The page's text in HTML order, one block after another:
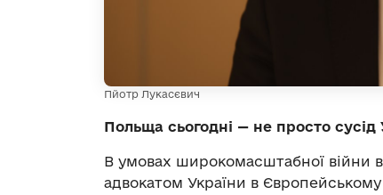
Пйотр Лукасєвич
Польща сьогодні — не просто сусід
В умовах широкомасштабної війни
адвокатом України в